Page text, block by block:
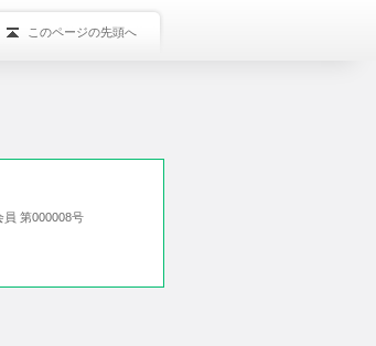
このページの先頭へ
員 第000008号